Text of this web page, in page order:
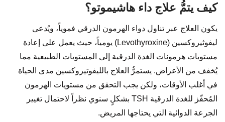
كيف يتمُّ علاج داء هاشيموتو؟
يكون العلاج عبر تناول دواء الهرمون الدرقي فموياً، ويُدعى
ليفوثيروكسين (Levothyroxine) يومياً، حيث يعمل على إعادة
مستويات هرمونات الغدة الدرقية إلى المستويات الطبيعية مما
يُخفف من الأعراض. يستمرُّ العلاج بالليفوتيروكسين مدى الحياة
في أغلب الأوقات، ولكن يجب التحقق من مستويات الهرمون
المُحفّز للغدة الدرقية TSH بشكلٍ سنوي نظراً لاحتمال تغيير
الجرعة الدوائية التي يحتاجها المريض.